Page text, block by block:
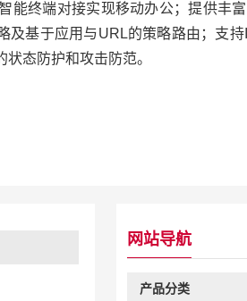
能终端对接实现移动办公；提供丰
及基于应用与URL的策略路由；支
态防护和攻击防范。
网站导航
产品分类